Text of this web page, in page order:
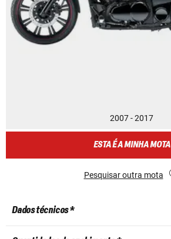
2007 - 2017
ESTA É A MINHA MOTA
Pesquisar outra mota
Dados técnicos *